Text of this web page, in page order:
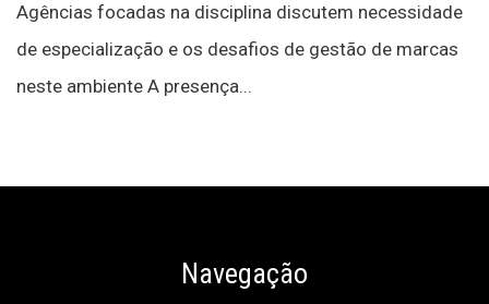
Agências focadas na disciplina discutem necessidade
de especialização e os desafios de gestão de marcas
neste ambiente A presença...
Navegação